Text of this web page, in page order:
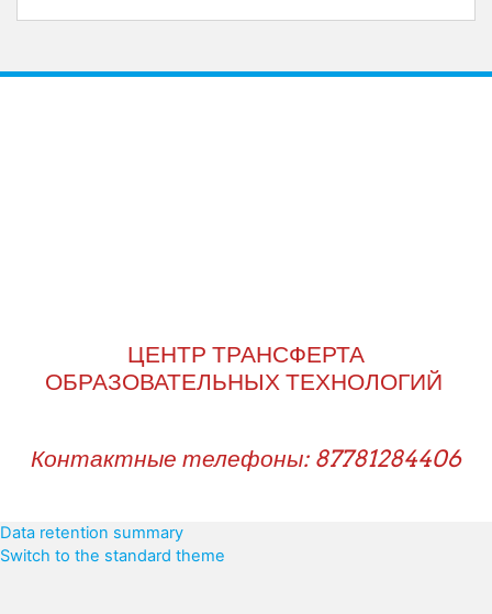
ЦЕНТР ТРАНСФЕРТА
ОБРАЗОВАТЕЛЬНЫХ ТЕХНОЛОГИЙ
Контактные телефоны: 87781284406
Data retention summary
Switch to the standard theme